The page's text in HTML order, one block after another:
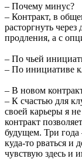
– Почему минус?
– Контракт, в
расторгнуть
продления, а с
– По чьей
– По инициативе
– В новом
– К счастью для
своей карьеры я
контракт
будущем. Три года
куда-то рваться и
чувствую здесь и